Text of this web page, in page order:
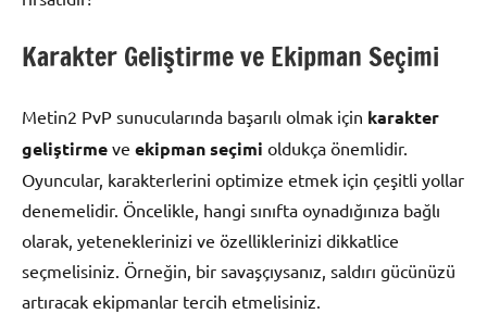
Karakter Geliştirme ve Ekipman Seçimi
Metin2 PvP sunucularında başarılı olmak için karakter
geliştirme ve ekipman seçimi oldukça önemlidir.
Oyuncular, karakterlerini optimize etmek için çeşitli yollar
denemelidir. Öncelikle, hangi sınıfta oynadığınıza bağlı
olarak, yeteneklerinizi ve özelliklerinizi dikkatlice
seçmelisiniz. Örneğin, bir savaşçıysanız, saldırı gücünüzü
artıracak ekipmanlar tercih etmelisiniz.